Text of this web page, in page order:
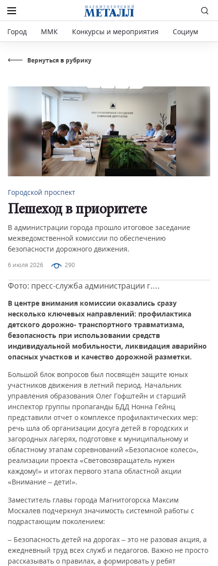
Город ММК Конкурсы и мероприятия Социум
Вернуться в рубрику
6 июля 2026 290
Городской проспект
Пешеход в приоритете
В администрации города прошло итоговое заседание
межведомственной комиссии по обеспечению
безопасности дорожного движения.
Фото: пресс-служба администрации г.
В центре внимания комиссии оказались сразу
несколько ключевых направлений: профилактика
детского дорожно- транспортного травматизма,
безопасность при использовании средств
индивидуальной мобильности, ликвидация аварийно
опасных участков и качество дорожной разметки.
Большой блок вопросов был посвящён защите юных
участников движения в летний период. Начальник
управления образования Олег Гофштейн и старший
инспектор группы пропаганды БДД Нонна Гейнц
представили отчет о комплексе профилактических мер:
речь шла об организации досуга детей в городских и
загородных лагерях, подготовке к муниципальному и
областному этапам соревнований «Безопасное колесо»,
реализации проекта «Световозвращатель нужен
каждому!» и итогах первого этапа областной акции
«Внимание – дети!».
Заместитель главы города Магнитогорска Максим
Москалев подчеркнул значимость системной работы с
подрастающим поколением:
– Безопасность детей на дорогах – это не разовая акция, а
ежедневный труд всех служб и педагогов. Важно не просто
рассказывать о правилах, а формировать у ребят